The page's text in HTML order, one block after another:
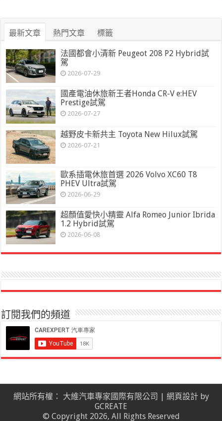
最新文章 熱門文章 標籤
法國都會小清新 Peugeot 208 P2 Hybrid試
駕
2026-07-29
國產電油休旅新王者Honda CR-V e:HEV
Prestige試駕
2026-07-27
越野皮卡新共主 Toyota New Hilux試駕
2026-07-21
歐系插電休旅首選 2026 Volvo XC60 T8
PHEV Ultra試駕
2026-06-29
超顏值愛快小精靈 Alfa Romeo Junior Ibrida
1.2 Hybrid試駕
2026-06-08
訂閱我們的頻道
網站所有權： 大維汽車專家國際有限公司 | 網頁設計by
GCREATE
© Copyright 2026, All Rights Reserved